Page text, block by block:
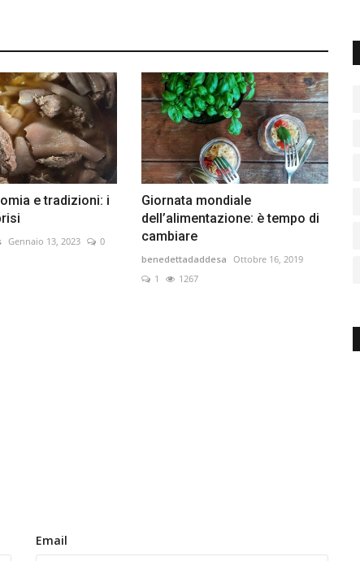
e tradizioni: i
Gennaio 13, 2023
0
Giornata mondiale
dell’alimentazione: è tempo di
cambiare
benedettadaddesa Ottobre 16, 2019
1
1267
Email